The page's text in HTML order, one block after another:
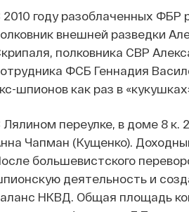
2010 году разоблаченных
внешней разведки
полковника СВР
ФСБ Геннадия
шпионов как раз в
Лялином переулке, в доме 8 к.
Чапман (Кущенко).
большевистского
деятельность и
НКВД. Общая площадь